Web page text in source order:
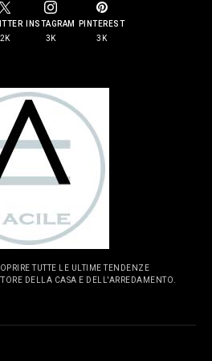
2K
INSTAGRAM
3K
PINTEREST
3K
TUTTE LE ULTIME TENDENZE
DELLA CASA E DELL'ARREDAMENTO.